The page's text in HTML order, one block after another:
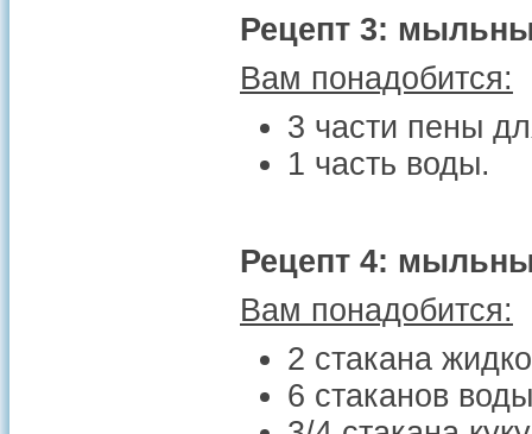
Рецепт 3:
Вам понадобится:
3 части пены
1 часть воды.
Рецепт 4:
Вам понадобится:
2 стакана
6 стаканов воды